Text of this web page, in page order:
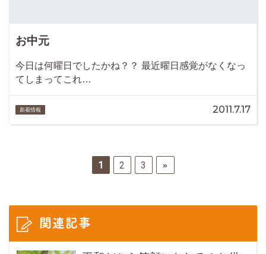
お中元
今日は何曜日でしたかね？？ 最近曜日感覚がなくなっ
てしまってこれ…
新着情報 2011.7.17
1 2 3 »
関連記事